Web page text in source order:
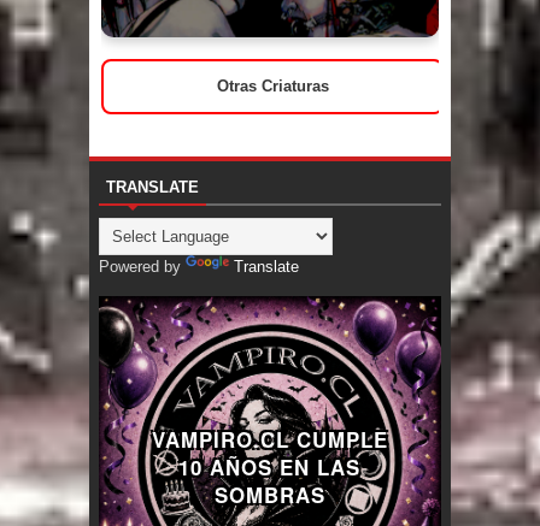
Otras Criaturas
TRANSLATE
Powered by Translate
VAMPIRO.CL CUMPLE
10 AÑOS EN LAS
SOMBRAS